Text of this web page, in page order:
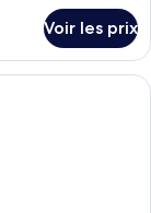
Voir les prix
coucher avec un lit